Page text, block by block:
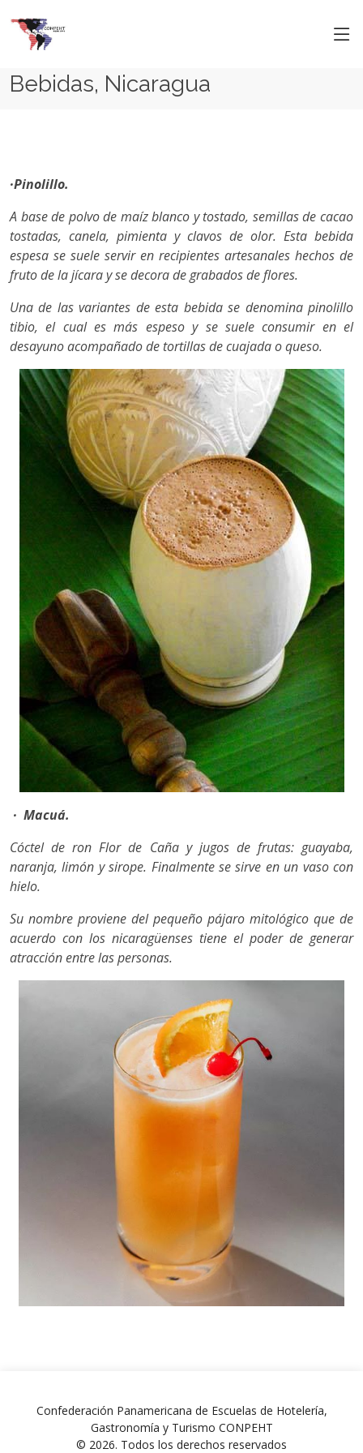
Bebidas, Nicaragua
·Pinolillo.
A base de polvo de maíz blanco y tostado, semillas de cacao
tostadas, canela, pimienta y clavos de olor. Esta bebida
espesa se suele servir en recipientes artesanales hechos de
fruto de la jícara y se decora de grabados de flores.
Una de las variantes de esta bebida se denomina pinolillo
tibio, el cual es más espeso y se suele consumir en el
desayuno acompañado de tortillas de cuajada o queso.
· Macuá.
Cóctel de ron Flor de Caña y jugos de frutas: guayaba,
naranja, limón y sirope. Finalmente se sirve en un vaso con
hielo.
Su nombre proviene del pequeño pájaro mitológico que de
acuerdo con los nicaragüenses tiene el poder de generar
atracción entre las personas.
Confederación Panamericana de Escuelas de Hotelería,
Gastronomía y Turismo CONPEHT
© 2026. Todos los derechos reservados